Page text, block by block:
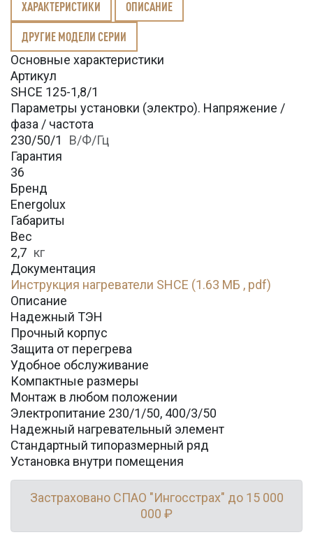
ХАРАКТЕРИСТИКИ ОПИСАНИЕ
ДРУГИЕ МОДЕЛИ СЕРИИ
Основные характеристики
Артикул
SHCE 125-1,8/1
Параметры установки (электро). Напряжение /
фаза / частота
230/50/1
В/Ф/Гц
Гарантия
36
Бренд
Energolux
Габариты
Вес
2,7 кг
Документация
Инструкция нагреватели SHCE (1.63 МБ , pdf)
Описание
Надежный ТЭН
Прочный корпус
Защита от перегрева
Удобное обслуживание
Компактные размеры
Монтаж в любом положении
Электропитание 230/1/50, 400/3/50
Надежный нагревательный элемент
Стандартный типоразмерный ряд
Установка внутри помещения
Застраховано СПАО "Ингосстрах" до 15 000
000 ₽